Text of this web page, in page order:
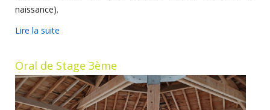
naissance).
Lire la suite
Oral de Stage 3ème